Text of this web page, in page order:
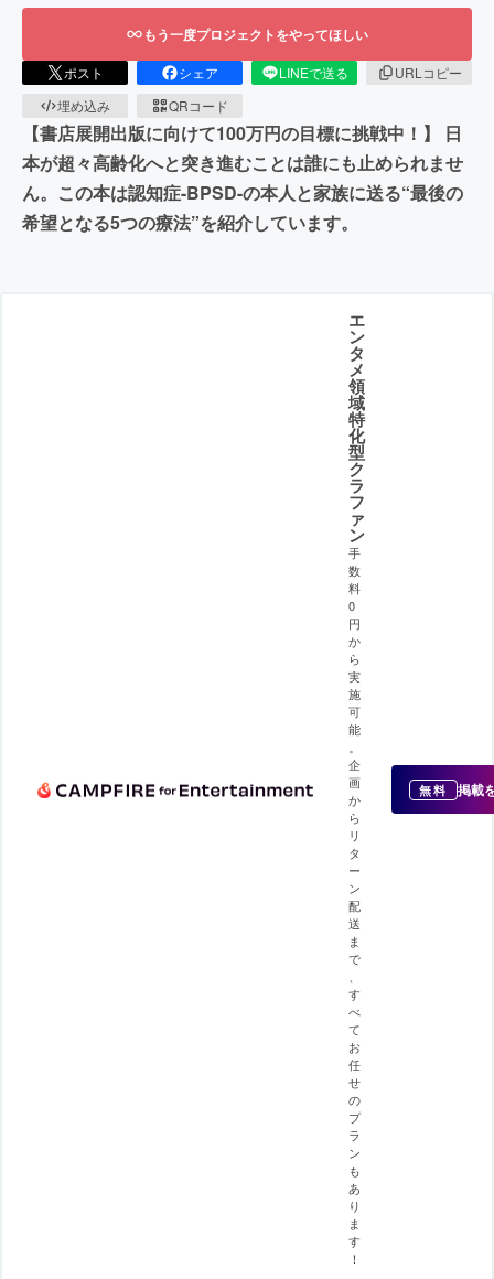
もう一度プロジェクトをやってほしい
ポスト シェア LINEで送る
URLコピー
埋め込み
QRコード
【書店展開出版に向けて100万円の目標に挑戦中！】 日
本が超々高齢化へと突き進むことは誰にも止められませ
ん。この本は認知症-BPSD-の本人と家族に送る“最後の
希望となる5つの療法”を紹介しています。
エ
ン
タ
メ
領
域
特
化
型
ク
ラ
フ
ァ
ン
手
数
料
0
円
か
ら
実
施
可
能
。
企
画
か
ら
リ
タ
ー
ン
配
送
ま
で
、
す
べ
て
お
任
せ
の
プ
ラ
ン
も
あ
り
ま
す
！
無料 掲載